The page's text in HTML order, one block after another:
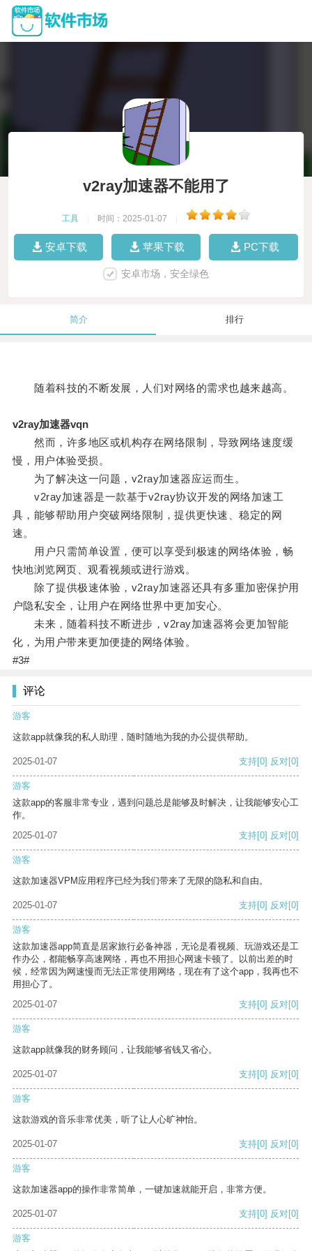
v2ray加速器不能用了
工具 时间：2025-01-07
安卓下载 苹果下载 PC下载
安卓市场，安全绿色
简介 排行
随着科技的不断发展，人们对网络的需求也越来越高。
v2ray加速器vqn
然而，许多地区或机构存在网络限制，导致网络速度缓
慢，用户体验受损。
为了解决这一问题，v2ray加速器应运而生。
v2ray加速器是一款基于v2ray协议开发的网络加速工
具，能够帮助用户突破网络限制，提供更快速、稳定的网
速。
用户只需简单设置，便可以享受到极速的网络体验，畅
快地浏览网页、观看视频或进行游戏。
除了提供极速体验，v2ray加速器还具有多重加密保护用
户隐私安全，让用户在网络世界中更加安心。
未来，随着科技不断进步，v2ray加速器将会更加智能
化，为用户带来更加便捷的网络体验。
#3#
评论
游客
这款app就像我的私人助理，随时随地为我的办公提供帮助。
2025-01-07 支持[0] 反对[0]
游客
这款app的客服非常专业，遇到问题总是能够及时解决，让我能够安心工
作。
2025-01-07
支持[0] 反对[0]
游客
这款加速器VPM应用程序已经为我们带来了无限的隐私和自由。
2025-01-07 支持[0] 反对[0]
游客
这款加速器app简直是居家旅行必备神器，无论是看视频、玩游戏还是工
作办公，都能畅享高速网络，再也不用担心网速卡顿了。以前出差的时
候，经常因为网速慢而无法正常使用网络，现在有了这个app，我再也不
用担心了。
2025-01-07
支持[0] 反对[0]
游客
这款app就像我的财务顾问，让我能够省钱又省心。
2025-01-07 支持[0] 反对[0]
游客
这款游戏的音乐非常优美，听了让人心旷神怡。
2025-01-07 支持[0] 反对[0]
游客
这款加速器app的操作非常简单，一键加速就能开启，非常方便。
2025-01-07 支持[0] 反对[0]
游客